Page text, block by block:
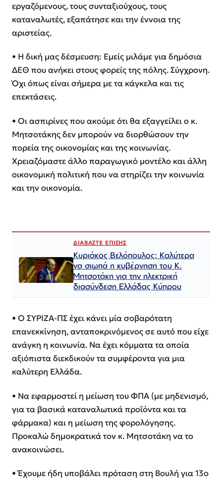
εργαζόμενους, τους συνταξιούχους, τους
καταναλωτές, εξαπάτησε και την έννοια της
αριστείας.
• Η δική μας δέσμευση: Εμείς μιλάμε για δημόσια
ΔΕΘ που ανήκει στους φορείς της πόλης. Σύγχρονη.
Όχι όπως είναι σήμερα με τα κάγκελα και τις
επεκτάσεις.
• Οι ασπιρίνες που ακούμε ότι θα εξαγγείλει ο κ.
Μητσοτάκης δεν μπορούν να διορθώσουν την
πορεία της οικονομίας και της κοινωνίας.
Χρειαζόμαστε άλλο παραγωγικό μοντέλο και άλλη
οικονομική πολιτική που να στηρίζει την κοινωνία
και την οικονομία.
ΔΙΑΒΑΣΤΕ ΕΠΙΣΗΣ
Κυριάκος Βελόπουλος: Καλύτερα
να σιωπά η κυβέρνηση του Κ.
Μητσοτάκη για την ηλεκτρική
διασύνδεση Ελλάδας Κύπρου
• Ο ΣΥΡΙΖΑ-ΠΣ έχει κάνει μία σοβαρότατη
επανεκκίνηση, ανταποκρινόμενος σε αυτό που είχε
ανάγκη η κοινωνία. Να έχει κόμματα τα οποία
αξιόπιστα διεκδικούν τα συμφέροντα για μια
καλύτερη Ελλάδα.
• Να εφαρμοστεί η μείωση του ΦΠΑ (με μηδενισμό,
για τα βασικά καταναλωτικά προϊόντα και τα
φάρμακα) και η μείωση της φορολόγησης.
Προκαλώ δημοκρατικά τον κ. Μητσοτάκη να το
ανακοινώσει.
• Έχουμε ήδη υποβάλει πρόταση στη Βουλή για 13ο